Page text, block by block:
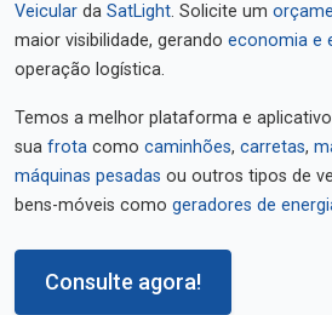
Veicular da SatLight. Solicite um
maior visibilidade, gerando economia e
operação logística.
Temos a melhor plataforma e
sua frota como caminhões, carretas,
máquinas pesadas ou outros tipos de
bens-móveis como geradores de
Consulte agora!